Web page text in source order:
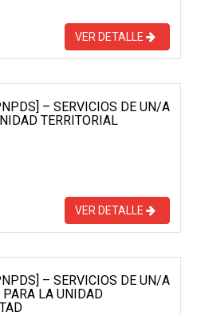
VER DETALLE
– SERVICIOS DE UN/A
TERRITORIAL
VER DETALLE
– SERVICIOS DE UN/A
LA UNIDAD